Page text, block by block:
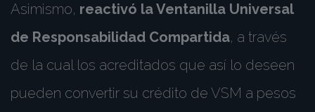
Asimismo, reactivó la Ventanilla Universal
de Responsabilidad Compartida, a través
de la cual los acreditados que así lo deseen
pueden convertir su crédito de VSM a pesos